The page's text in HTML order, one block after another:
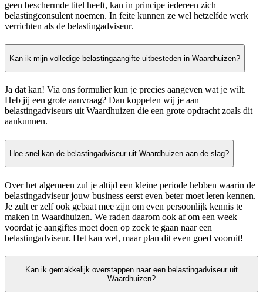
geen beschermde titel heeft, kan in principe iedereen zich
belastingconsulent noemen. In feite kunnen ze wel hetzelfde werk
verrichten als de belastingadviseur.
Kan ik mijn volledige belastingaangifte uitbesteden in Waardhuizen?
Ja dat kan! Via ons formulier kun je precies aangeven wat je wilt.
Heb jij een grote aanvraag? Dan koppelen wij je aan
belastingadviseurs uit Waardhuizen die een grote opdracht zoals dit
aankunnen.
Hoe snel kan de belastingadviseur uit Waardhuizen aan de slag?
Over het algemeen zul je altijd een kleine periode hebben waarin de
belastingadviseur jouw business eerst even beter moet leren kennen.
Je zult er zelf ook gebaat mee zijn om even persoonlijk kennis te
maken in Waardhuizen. We raden daarom ook af om een week
voordat je aangiftes moet doen op zoek te gaan naar een
belastingadviseur. Het kan wel, maar plan dit even goed vooruit!
Kan ik gemakkelijk overstappen naar een belastingadviseur uit
Waardhuizen?